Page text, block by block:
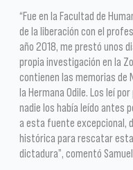
“Fue en la Facultad de
de la liberación con el
año 2018, me prestó unos
propia investigación en la
contienen las memorias de
la Hermana Odile. Los leí
nadie los había leído antes
a esta fuente excepcional,
histórica para rescatar
dictadura”, comentó